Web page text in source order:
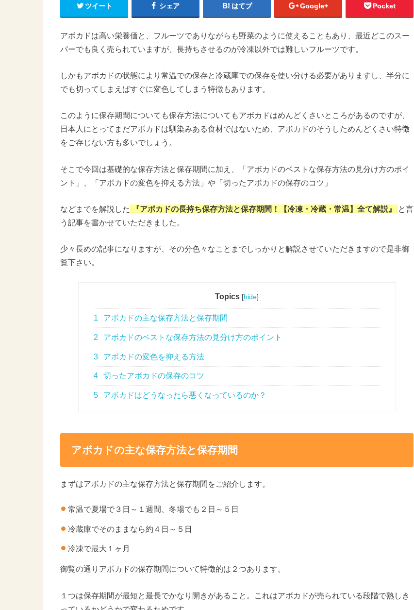
ツイート シェア はてブ Google+ Pocket
アボカドは高い栄養価と、フルーツでありながらも野菜のように使えることもあり、最近どこのスー
パーでも良く売られていますが、長持ちさせるのが冷凍以外では難しいフルーツです。
しかもアボカドの状態により常温での保存と冷蔵庫での保存を使い分ける必要がありますし、半分に
でも切ってしまえばすぐに変色してしまう特徴もあります。
このように保存期間についても保存方法についてもアボカドはめんどくさいところがあるのですが、
日本人にとってまだアボカドは馴染みある食材ではないため、アボカドのそうしためんどくさい特徴
をご存じない方も多いでしょう。
そこで今回は基礎的な保存方法と保存期間に加え、「アボカドのベストな保存方法の見分け方のポイ
ント」、「アボカドの変色を抑える方法」や「切ったアボカドの保存のコツ」
などまでを解説した 『アボカドの長持ち保存方法と保存期間！【冷凍・冷蔵・常温】全て解説』
と言
う記事を書かせていただきました。
少々長めの記事になりますが、その分色々なことまでしっかりと解説させていただきますので是非御
覧下さい。
Topics [hide]
1 アボカドの主な保存方法と保存期間
2 アボカドのベストな保存方法の見分け方のポイント
3 アボカドの変色を抑える方法
4 切ったアボカドの保存のコツ
5 アボカドはどうなったら悪くなっているのか？
アボカドの主な保存方法と保存期間
まずはアボカドの主な保存方法と保存期間をご紹介します。
常温で夏場で３日～１週間、冬場でも２日～５日
冷蔵庫でそのままなら約４日～５日
冷凍で最大１ヶ月
御覧の通りアボカドの保存期間について特徴的は２つあります。
１つは保存期間が最短と最長でかなり開きがあること。これはアボカドが売られている段階で熟しき